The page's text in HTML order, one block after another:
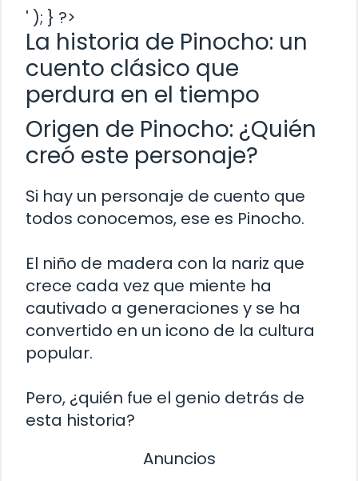
' ); } ?>
La historia de Pinocho: un
cuento clásico que
perdura en el tiempo
Origen de Pinocho: ¿Quién
creó este personaje?
Si hay un personaje de cuento que
todos conocemos, ese es Pinocho.
El niño de madera con la nariz que
crece cada vez que miente ha
cautivado a generaciones y se ha
convertido en un icono de la cultura
popular.
Pero, ¿quién fue el genio detrás de
esta historia?
Anuncios